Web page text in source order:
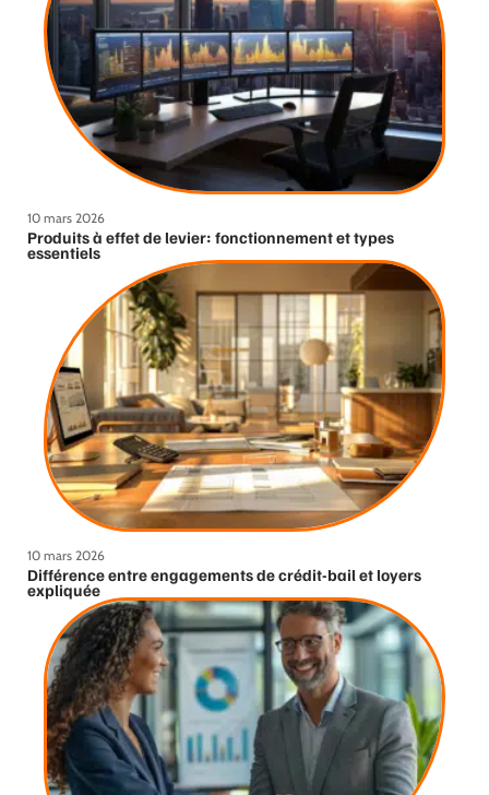
10 mars 2026
Produits à effet de levier: fonctionnement et types
essentiels
10 mars 2026
Différence entre engagements de crédit-bail et loyers
expliquée